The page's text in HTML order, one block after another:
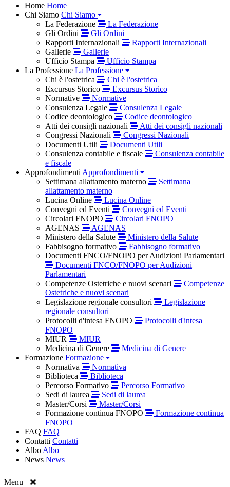
Home Home
Chi Siamo Chi Siamo
La Federazione
La Federazione
Gli Ordini
Gli Ordini
Rapporti Internazionali
Rapporti Internazionali
Gallerie
Gallerie
Ufficio Stampa
Ufficio Stampa
La Professione La Professione
Chi è l'ostetrica
Chi è l'ostetrica
Excursus Storico
Excursus Storico
Normative
Normative
Consulenza Legale
Consulenza Legale
Codice deontologico
Codice deontologico
Atti dei consigli nazionali
Atti dei consigli nazionali
Congressi Nazionali
Congressi Nazionali
Documenti Utili
Documenti Utili
Consulenza contabile e fiscale
Consulenza contabile
e fiscale
Approfondimenti Approfondimenti
Settimana allattamento materno
Settimana
allattamento materno
Lucina Online
Lucina Online
Convegni ed Eventi
Convegni ed Eventi
Circolari FNOPO
Circolari FNOPO
AGENAS
AGENAS
Ministero della Salute
Ministero della Salute
Fabbisogno formativo
Fabbisogno formativo
Documenti FNCO/FNOPO per Audizioni Parlamentari
Documenti FNCO/FNOPO per Audizioni
Parlamentari
Competenze Ostetriche e nuovi scenari
Competenze
Ostetriche e nuovi scenari
Legislazione regionale consultori
Legislazione
regionale consultori
Protocolli d'intesa FNOPO
Protocolli d'intesa
FNOPO
MIUR
MIUR
Medicina di Genere
Medicina di Genere
Formazione Formazione
Normativa
Normativa
Biblioteca
Biblioteca
Percorso Formativo
Percorso Formativo
Sedi di laurea
Sedi di laurea
Master/Corsi
Master/Corsi
Formazione continua FNOPO
Formazione continua
FNOPO
FAQ FAQ
Contatti Contatti
Albo Albo
News News
Menu